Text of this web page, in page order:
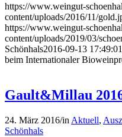
https://www.weingut-
content/uploads/2016/11/
https://www.weingut-
content/uploads/2019/03/
Schönhals2016-09-13 17:49:01
beim Internationaler
Gault&Millau
24. März 2016/in Aktuell,
Schönhals